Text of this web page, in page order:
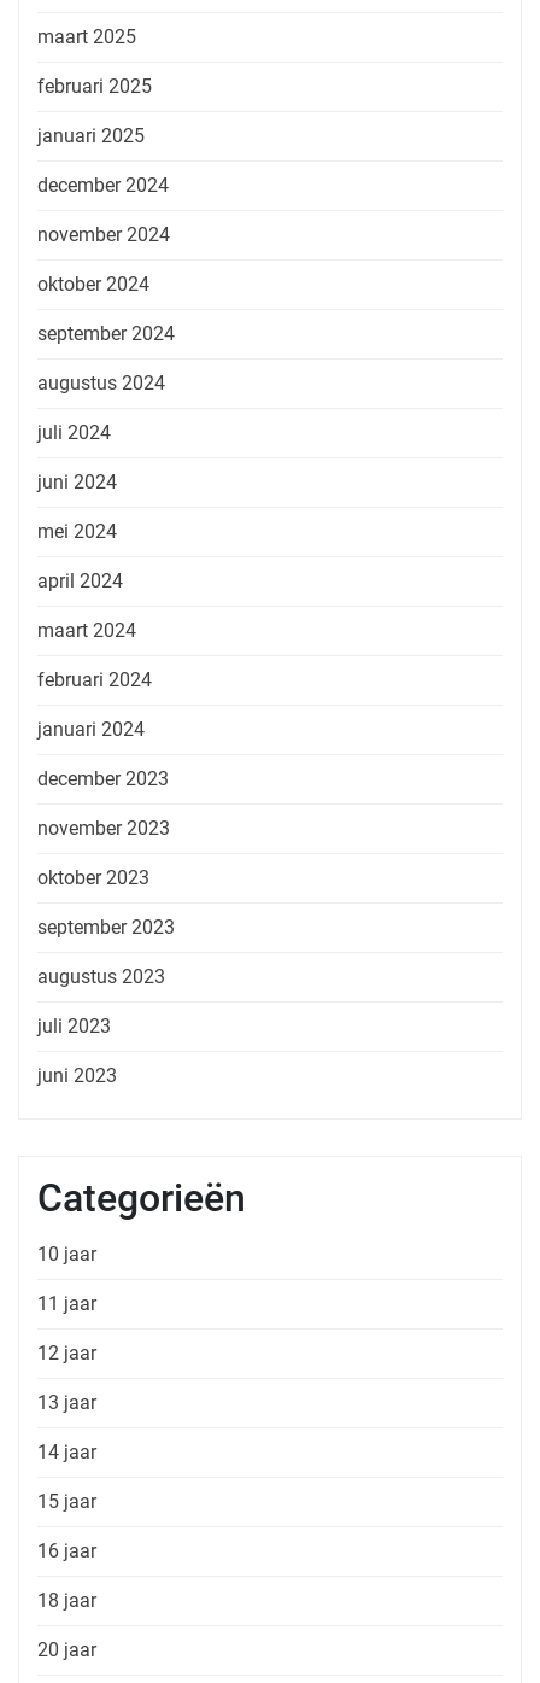
maart 2025
februari 2025
januari 2025
december 2024
november 2024
oktober 2024
september 2024
augustus 2024
juli 2024
juni 2024
mei 2024
april 2024
maart 2024
februari 2024
januari 2024
december 2023
november 2023
oktober 2023
september 2023
augustus 2023
juli 2023
juni 2023
Categorieën
10 jaar
11 jaar
12 jaar
13 jaar
14 jaar
15 jaar
16 jaar
18 jaar
20 jaar